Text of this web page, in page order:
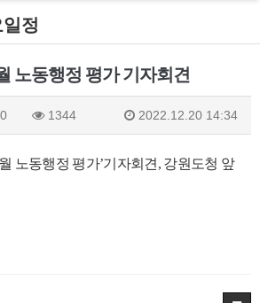
정
노동행정 평가 기자회견
0 1344 2022.12.20 14:34
노동행정 평가’기자회견 , 강원도청 앞